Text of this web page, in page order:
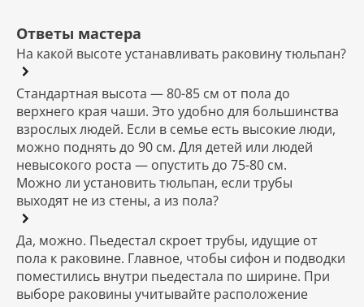
Ответы мастера
На какой высоте устанавливать раковину тюльпан?
Стандартная высота — 80-85 см от пола до
верхнего края чаши. Это удобно для большинства
взрослых людей. Если в семье есть высокие люди,
можно поднять до 90 см. Для детей или людей
невысокого роста — опустить до 75-80 см.
Можно ли установить тюльпан, если трубы
выходят не из стены, а из пола?
Да, можно. Пьедестал скроет трубы, идущие от
пола к раковине. Главное, чтобы сифон и подводки
поместились внутри пьедестала по ширине. При
выборе раковины учитывайте расположение